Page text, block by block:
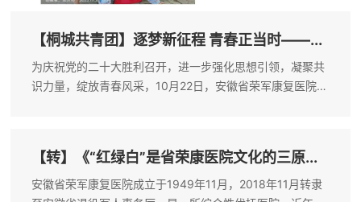
【桐城共青团】逐梦新征程 青春正当时——...
为庆祝党的二十大胜利召开，进一步强化思想引领，凝聚共
识力量，绽放青春风采，10月22日，安徽省荣军康复医院团
【转】《“红绿白”是省荣康医院文化的三原...
安徽省荣军康复医院成立于1949年11月，2018年11月转隶